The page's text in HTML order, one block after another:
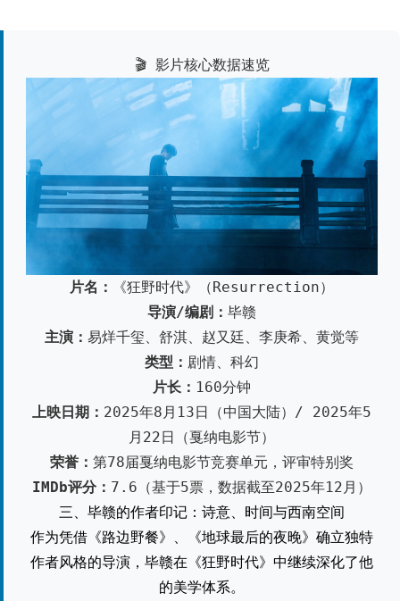
🎬 影片核心数据速览
片名：
《狂野时代》（Resurrection）
导演/编剧： 毕赣
主演： 易烊千玺、舒淇、赵又廷、李庚希、黄觉等
类型： 剧情、科幻
片长： 160分钟
上映日期： 2025年8月13日（中国大陆）/ 2025年5
月22日（戛纳电影节）
荣誉： 第78届戛纳电影节竞赛单元，评审特别奖
IMDb评分： 7.6（基于5票，数据截至2025年12月）
三、毕赣的作者印记：诗意、时间与西南空间
作为凭借《路边野餐》、《地球最后的夜晚》确立独特
作者风格的导演，毕赣在《狂野时代》中继续深化了他
的美学体系。